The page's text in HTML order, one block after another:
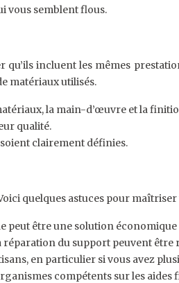
vous semblent flous.
qu’ils incluent les mêmes
matériaux utilisés.
la main-d’œuvre et la
qualité.
clairement définies.
quelques astuces pour maîtriser
peut être une solution
réparation du support peuvent
en particulier si vous avez
compétents sur les